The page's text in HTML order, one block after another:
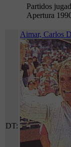
Partidos
Apertura
DT:
Aimar, Carlos